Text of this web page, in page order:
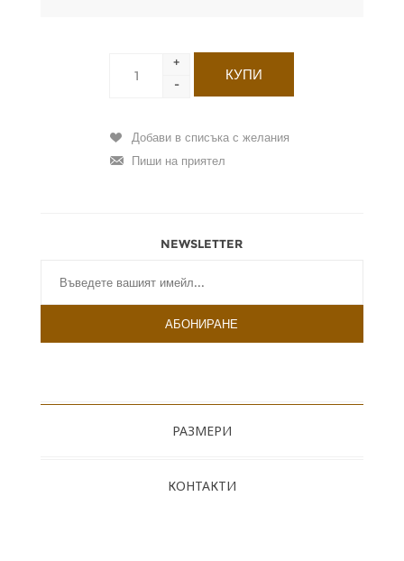
+
-
NEWSLETTER
РАЗМЕРИ
КОНТАКТИ